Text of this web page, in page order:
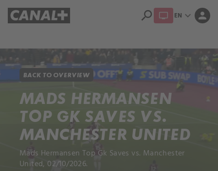
search EN expand_more person
BACK TO OVERVIEW
MADS HERMANSEN
TOP GK SAVES VS.
MANCHESTER UNITED
Mads Hermansen Top Gk Saves vs. Manchester
United, 02/10/2026.